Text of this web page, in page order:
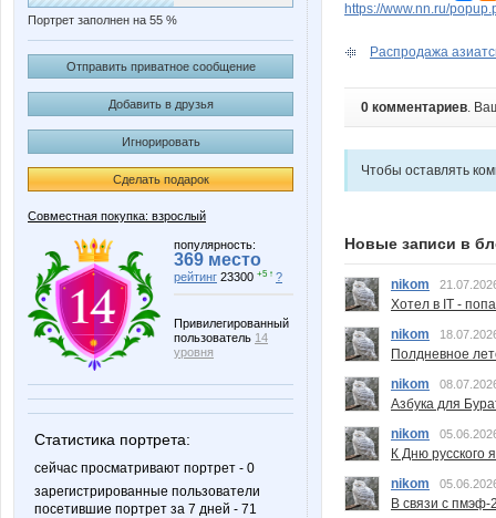
Портрет заполнен на 55 %
Отправить приватное сообщение
Добавить в друзья
Игнорировать
Сделать подарок
Совместная покупка: взрослый
популярность:
369 место
рейтинг 23300 +5 ↑ ?
Привилегированный
пользователь 14
уровня
Статистика портрета:
сейчас просматривают портрет - 0
зарегистрированные пользователи
посетившие портрет за 7 дней - 71
https://www.nn.ru/
Распродажа
0 комментариев.
Чтобы оставлять
Новые записи в
nikom
Хотел в IT -
nikom
Полдневное
nikom
Азбука для
nikom
К Дню русского
nikom
В связи с пмэф-